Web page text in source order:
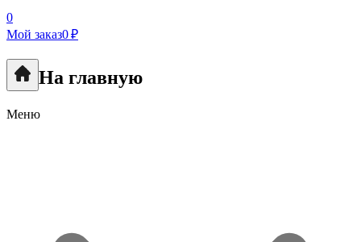
0
Мой заказ0 ₽
На главную
Меню